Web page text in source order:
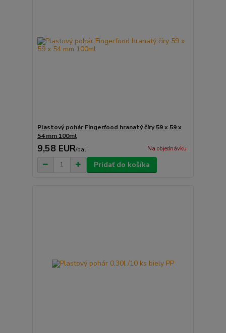
Plastový pohár Fingerfood hranatý číry 59 x 59 x
54 mm 100ml
9,58 EUR/bal Na objednávku
Pridať do košíka